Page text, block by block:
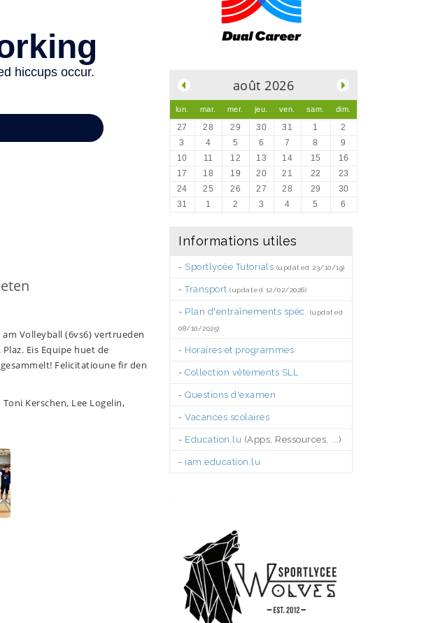
Volleyball (6vs6) vertrueden
Eis Equipe huet de
Felicitatioune fir den
Kerschen, Lee Logelin,
août 2026
lun. mar. mer. jeu. ven. sam. dim.
27 28 29 30 31 1
2
3
4 5 6 7 8
9
10
11 12 13 14 15
16
17
18 19 20 21 22
23
24
25 26 27 28 29
30
31
1 2 3 4 5 6
Informations utiles
- Sportlycée Tutorials (updated 23/10/19)
-Transport (updated 12/02/2026)
- Plan d'entraînements spéc. (updated
08/10/2025)
- Horaires et programmes
- Collection vêtements SLL
- Questions d'examen
- Vacances scolaires
- Education.lu (Apps, Ressources, ...)
- iam.education.lu